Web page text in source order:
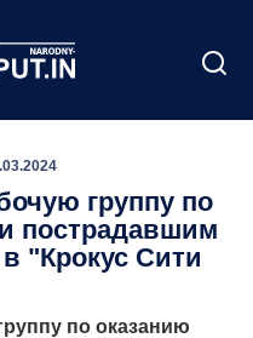
группу по
пострадавшим
"Крокус Сити
по оказанию